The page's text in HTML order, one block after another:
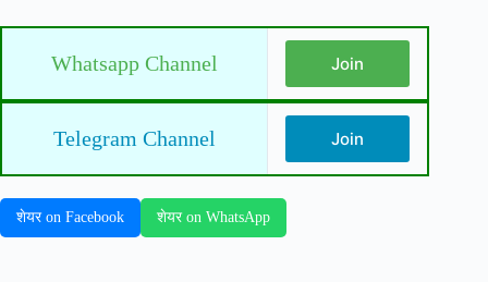
Whatsapp Channel Join
Telegram Channel Join
शेयर on Facebook शेयर on WhatsApp